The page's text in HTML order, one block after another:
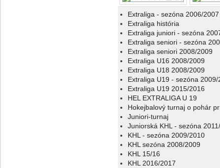
Extraliga - sezóna 2006/2007
Extraliga história
Extraliga juniori - sezóna
Extraliga seniori - sezóna
Extraliga seniori 2008/2009
Extraliga U16 2008/2009
Extraliga U18 2008/2009
Extraliga U19 - sezóna 2009/
Extraliga U19 2015/2016
HEL EXTRALIGA U 19
Hokejbalový turnaj o pohár
Juniori-turnaj
Juniorská KHL - sezóna
KHL - sezóna 2009/2010
KHL sezóna 2008/2009
KHL 15/16
KHL 2016/2017